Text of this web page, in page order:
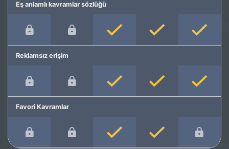
Eş anlamlı kavramlar sözlüğü
Reklamsız erişim
Favori Kavramlar